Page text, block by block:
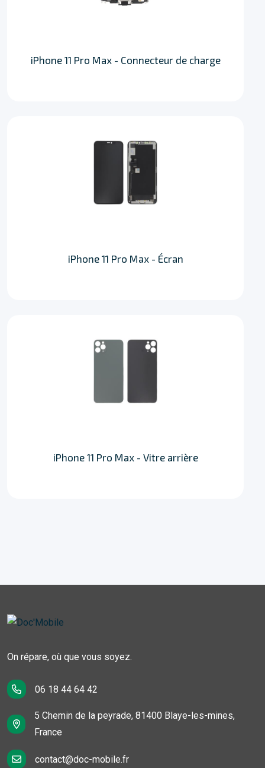
iPhone 11 Pro Max - Connecteur de charge
iPhone 11 Pro Max - Écran
iPhone 11 Pro Max - Vitre arrière
On répare, où que vous soyez.
06 18 44 64 42
5 Chemin de la peyrade, 81400 Blaye-les-mines,
France
contact@doc-mobile.fr